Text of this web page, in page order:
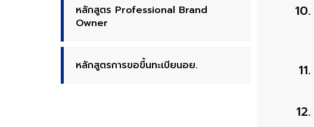
หลักสูตร Professional Brand
Owner
หลักสูตรการขอขึ้นทะเบียนอย.